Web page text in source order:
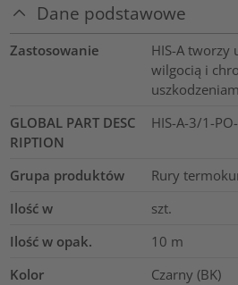
Dane podstawowe
Zastosowanie
HIS-A tworzy
wilgocią i
GLOBAL PART DESC
RIPTION
HIS-A-3/1-
Grupa produktów
Rury
Ilość w
szt.
Ilość w opak.
10 m
Kolor
Czarny (BK)